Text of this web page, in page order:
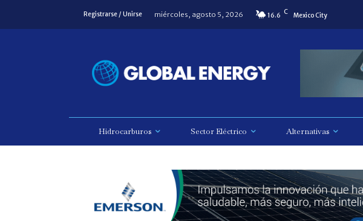
Registrarse / Unirse miércoles, agosto 5, 2026 16.6 C Mexico City
Hidrocarburos Sector Eléctrico Alternativas